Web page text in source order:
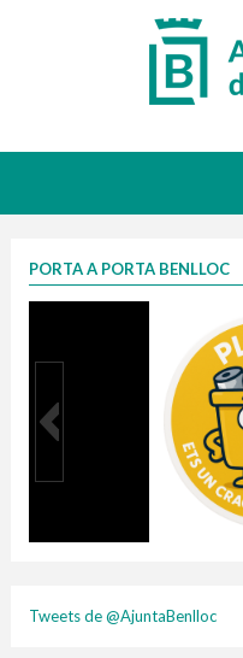
PORTA A PORTA BENLLOC
Tweets de @AjuntaBenlloc